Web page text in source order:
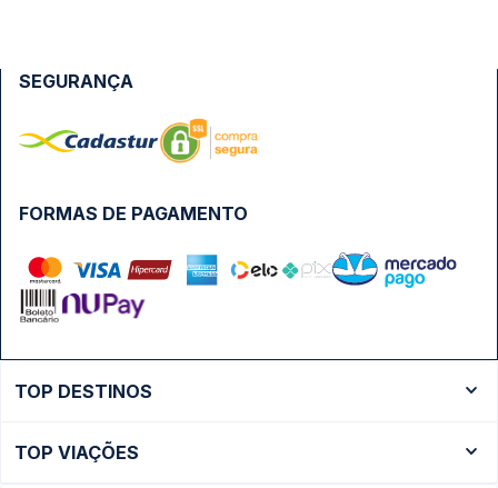
FORMAS DE PAGAMENTO
SEGURANÇA
TOP DESTINOS
Ônibus São Paulo
TOP VIAÇÕES